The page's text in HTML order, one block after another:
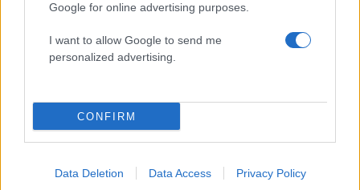
Google for online advertising purposes.
I want to allow Google to send me
personalized advertising.
CONFIRM
Data Deletion Data Access Privacy Policy
Μεταφορές χρημάτων: Πότε μπορεί να
θεωρηθούν δωρεές και να επιβληθεί
φόρος – Τι ισχυεί για τις γονικές παροχές
χρόνων»